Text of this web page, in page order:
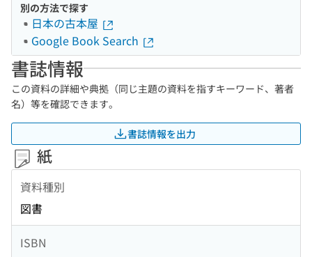
別の方法で探す
日本の古本屋
Google Book Search
書誌情報
この資料の詳細や典拠（同じ主題の資料を指すキーワード、著者
名）等を確認できます。
書誌情報を出力
紙
資料種別
図書
ISBN